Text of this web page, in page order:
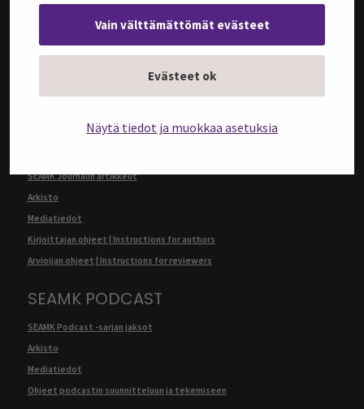
Vain välttämättömät evästeet
Evästeet ok
Näytä tiedot ja muokkaa asetuksia
@SEAMK-VERKKOLEHTI
@SEAMK-verkkolehden artikkelit
SEAMK Journalin artikkelit
Arkisto
Mediatiedot
Kirjoittajan ohjeet | Instructions for authors
Arvioijan ohjeet | Instructions for reviewers
SEAMK PODCAST
SEAMK Podcast -sarjan jaksot
Arkisto
Mediatiedot
Ohjeet podcastin suunnitteluun ja tekemiseen